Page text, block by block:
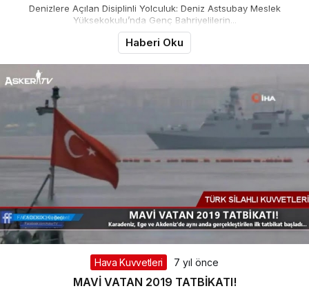
Denizlere Açılan Disiplinli Yolculuk: Deniz Astsubay Meslek
Yüksekokulu’nda Genç Bahriyelilerin...
Haberi Oku
Hava Kuvvetleri 7 yıl önce
MAVİ VATAN 2019 TATBİKATI!